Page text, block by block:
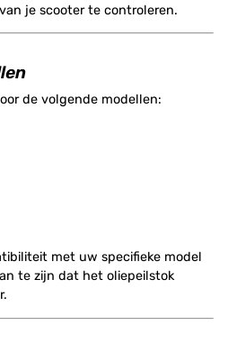
je scooter te controleren.
de volgende modellen:
met uw specifieke model
te zijn dat het oliepeilstok